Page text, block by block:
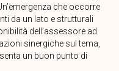
che occorre
da un lato e strutturali
dell’assessore ad
sinergiche sul tema,
un buon punto di